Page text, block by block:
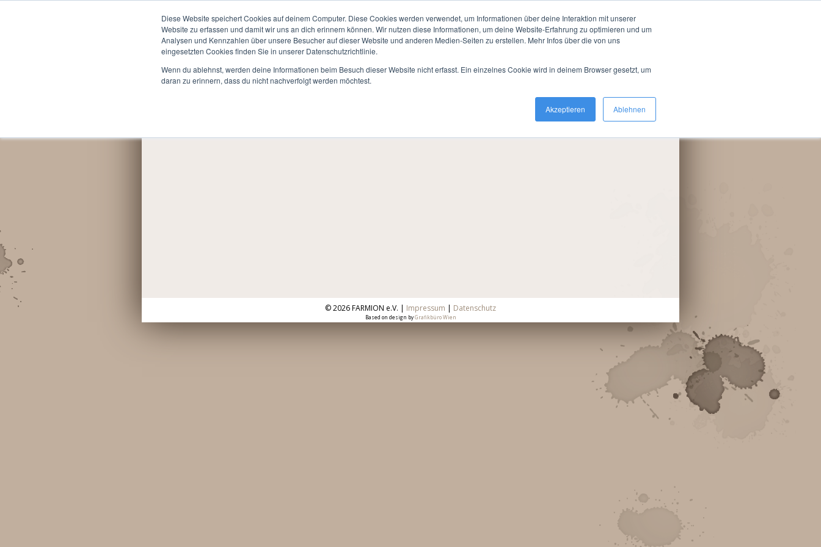
Diese Website speichert Cookies auf deinem Computer. Diese Cookies werden verwendet, um Informationen über deine Interaktion mit unserer
Website zu erfassen und damit wir uns an dich erinnern können. Wir nutzen diese Informationen, um deine Website-Erfahrung zu optimieren und um
Analysen und Kennzahlen über unsere Besucher auf dieser Website und anderen Medien-Seiten zu erstellen. Mehr Infos über die von uns
eingesetzten Cookies finden Sie in unserer Datenschutzrichtlinie.
Wenn du ablehnst, werden deine Informationen beim Besuch dieser Website nicht erfasst. Ein einzelnes Cookie wird in deinem Browser gesetzt, um
daran zu erinnern, dass du nicht nachverfolgt werden möchtest.
Akzeptieren Ablehnen
Start Informationen Awarnor Termine / Anmeldung NSC Infos Mein Farmion
Du bist hier:LARP »Termine / Anmeldung»Rückblicke»2022»Oruldunar - Das verfluchte Land
©2026 FARMION e.V. | Impressum | Datenschutz
Based on design byGrafikbüro Wien